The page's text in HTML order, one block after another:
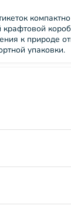
к природе
упаковки.